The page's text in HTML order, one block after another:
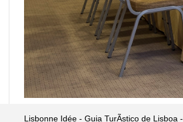
Lisbonne Idée - Guia TurÃ­stico de Lisboa -